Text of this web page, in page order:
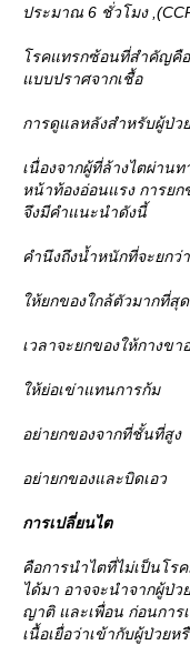
ประมาณ 6 ชั่วโมง
รคแทรกซ้อนที่สำคัญคือ
บบปราศจากเชื้อ
การดูแลหลังสำหรับผู้ป่ว
เนื่องจากผู้ที่ล้างไตผ่าน
หน้าท้องอ่อนแรง การย
จึงมีคำแนะนำดังนี้
คำนึงถึงน้ำหนักที่จะยกว่
ห้ยกของใกล้ตัวมากที่สุด
เวลาจะยกของให้กางขา
ห้ย่อเข่าแทนการก้ม
อย่ายกของจากที่ชั้นที่สูง
อย่ายกของและบิดเอว
การเปลี่ยนไต
คือการนำไตที่ไม่เป็นโร
ได้มา อาจจะนำจากผู้ป่
ญาติ และเพื่อน ก่อนการ
เนื้อเยื่อว่าเข้ากับผู้ป่วยห